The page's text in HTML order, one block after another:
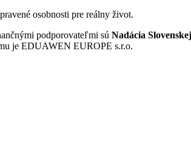
osobnosti pre reálny život.
podporovateľmi sú Nadácia
je EDUAWEN EUROPE s.r.o.